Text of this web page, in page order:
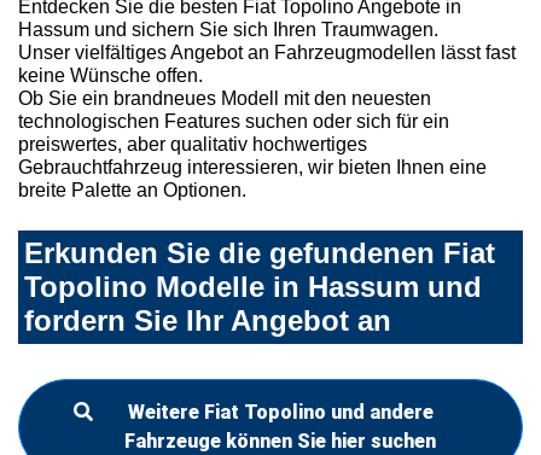
Entdecken Sie die besten Fiat Topolino Angebote in
Hassum und sichern Sie sich Ihren Traumwagen.
Unser vielfältiges Angebot an Fahrzeugmodellen lässt fast
keine Wünsche offen.
Ob Sie ein brandneues Modell mit den neuesten
technologischen Features suchen oder sich für ein
preiswertes, aber qualitativ hochwertiges
Gebrauchtfahrzeug interessieren, wir bieten Ihnen eine
breite Palette an Optionen.
Erkunden Sie die gefundenen Fiat
Topolino Modelle in Hassum und
fordern Sie Ihr Angebot an
Weitere Fiat Topolino und andere
Fahrzeuge können Sie hier suchen